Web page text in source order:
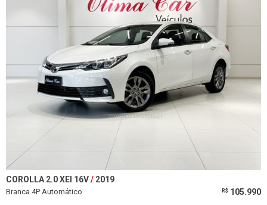
COROLLA 2.0 XEI 16V 2019
Branca 4P Automático R$ 105.990